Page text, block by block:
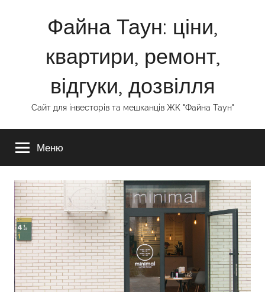
Файна Таун: ціни,
квартири, ремонт,
відгуки, дозвілля
Сайт для інвесторів та мешканців ЖК "Файна Таун"
Меню